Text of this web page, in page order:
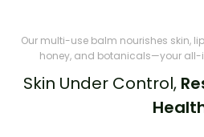
Our multi-use balm nourishes skin,
honey, and botanicals—your all-
Skin Under Control,